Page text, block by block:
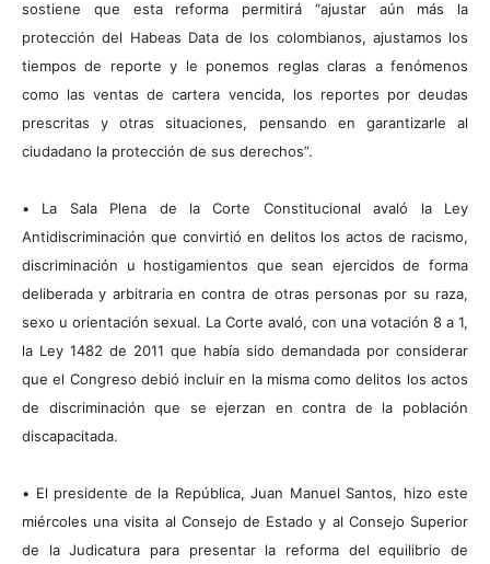
sostiene que esta reforma permitirá “ajustar aún más la
protección del Habeas Data de los colombianos, ajustamos los
tiempos de reporte y le ponemos reglas claras a fenómenos
como las ventas de cartera vencida, los reportes por deudas
prescritas y otras situaciones, pensando en garantizarle al
ciudadano la protección de sus derechos”.
• La Sala Plena de la Corte Constitucional avaló la Ley
Antidiscriminación que convirtió en delitos los actos de racismo,
discriminación u hostigamientos que sean ejercidos de forma
deliberada y arbitraria en contra de otras personas por su raza,
sexo u orientación sexual. La Corte avaló, con una votación 8 a 1,
la Ley 1482 de 2011 que había sido demandada por considerar
que el Congreso debió incluir en la misma como delitos los actos
de discriminación que se ejerzan en contra de la población
discapacitada.
• El presidente de la República, Juan Manuel Santos, hizo este
miércoles una visita al Consejo de Estado y al Consejo Superior
de la Judicatura para presentar la reforma del equilibrio de